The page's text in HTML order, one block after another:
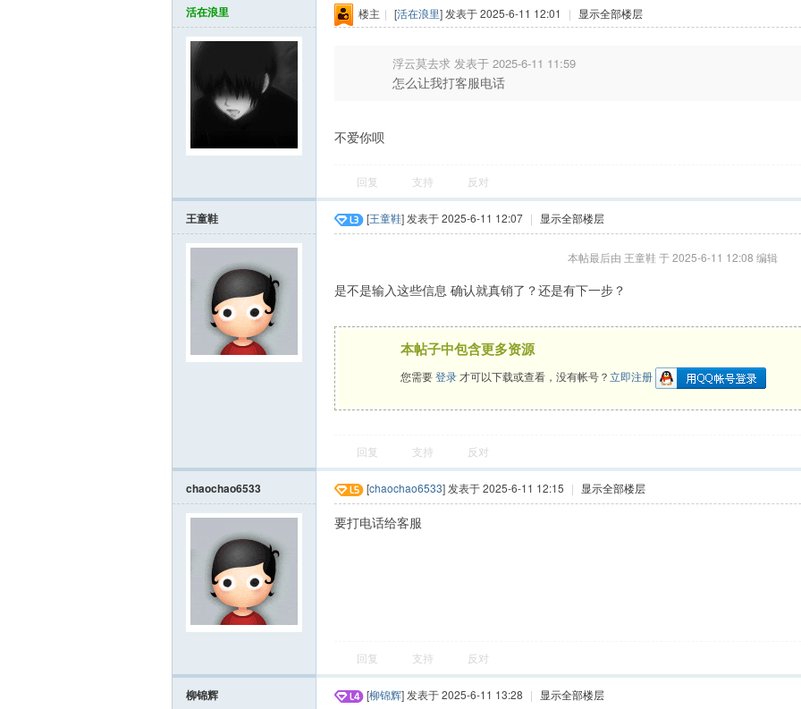
活在浪里 楼主 | [活在浪里] 发表于 2025-6-11 12:01 | 显示全部楼层
浮云莫去求 发表于 2025-6-11 11:59
怎么让我打客服电话
不爱你呗
回复 支持 反对
王童鞋 [王童鞋] 发表于 2025-6-11 12:07 | 显示全部楼层
本帖最后由 王童鞋 于 2025-6-11 12:08 编辑
是不是输入这些信息 确认就真销了？还是有下一步？
本帖子中包含更多资源
您需要登录 才可以下载或查看，没有帐号？立即注册
回复 支持 反对
chaochao6533 [chaochao6533] 发表于 2025-6-11 12:15 | 显示全部楼层
要打电话给客服
回复 支持 反对
柳锦辉 [柳锦辉] 发表于 2025-6-11 13:28 | 显示全部楼层